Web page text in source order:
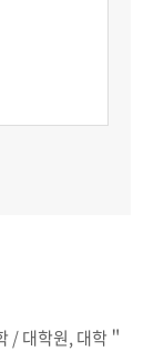
/ 대학원, 대학＂